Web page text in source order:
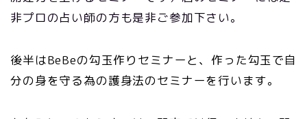
非プロの占い師の方も是非ご参加下さい。
後半はBeBeの勾玉作りセミナーと、作った勾玉で自
分の身を守る為の護身法のセミナーを行います。